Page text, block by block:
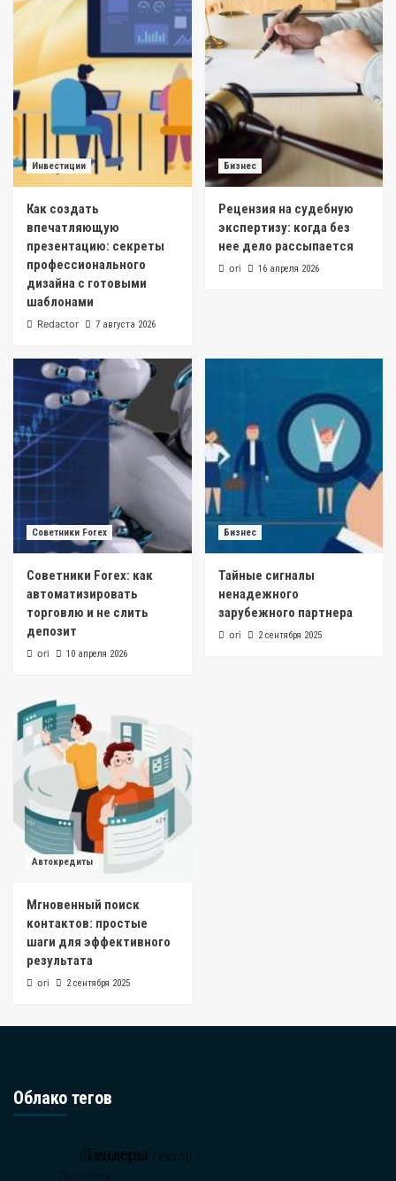
Инвестиции
Как создать
впечатляющую
презентацию: секреты
профессионального
дизайна с готовыми
шаблонами
Redactor 7 августа 2026
Бизнес
Рецензия на судебную
экспертизу: когда без
нее дело рассыпается
ori 16 апреля 2026
Советники Forex
Советники Forex: как
автоматизировать
торговлю и не слить
депозит
ori 10 апреля 2026
Бизнес
Тайные сигналы
ненадежного
зарубежного партнера
ori 2 сентября 2025
Автокредиты
Мгновенный поиск
контактов: простые
шаги для эффективного
результата
ori 2 сентября 2025
Облако тегов